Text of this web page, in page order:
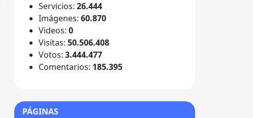
Servicios: 26.444
Imágenes: 60.870
Videos: 0
Visitas: 50.506.408
Votos: 3.444.477
Comentarios: 185.395
PÁGINAS